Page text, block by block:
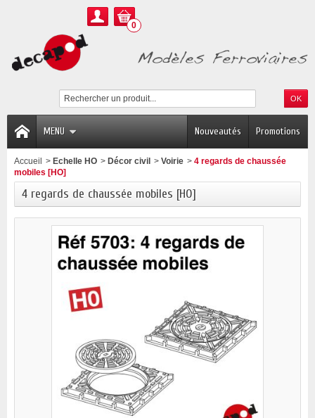
0
MENU Promotions
Nouveautés
Accueil > Echelle HO > Décor civil > Voirie > 4 regards de chaussée
mobiles [HO]
4 regards de chaussée mobiles [HO]